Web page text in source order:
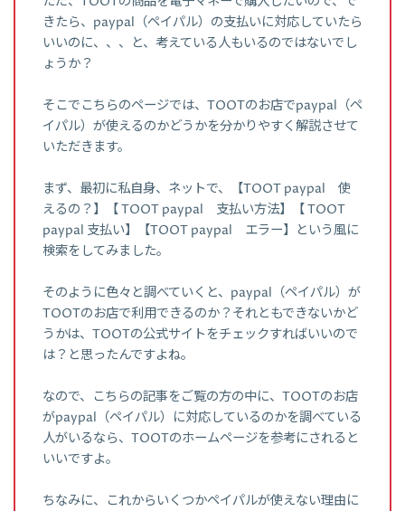
きたら、paypal（ペイパル）の支払いに対応していたら
いいのに、、、と、考えている人もいるのではないでし
ょうか？
そこでこちらのページでは、TOOTのお店でpaypal（ペ
イパル）が使えるのかどうかを分かりやすく解説させて
いただきます。
まず、最初に私自身、ネットで、【TOOT paypal 使
えるの？】【 TOOT paypal 支払い方法】【 TOOT
paypal 支払い】【TOOT paypal エラー】という風に
検索をしてみました。
そのように色々と調べていくと、paypal（ペイパル）が
TOOTのお店で利用できるのか？それともできないかど
うかは、TOOTの公式サイトをチェックすればいいので
は？と思ったんですよね。
なので、こちらの記事をご覧の方の中に、TOOTのお店
がpaypal（ペイパル）に対応しているのかを調べている
人がいるなら、TOOTのホームページを参考にされると
いいですよ。
ちなみに、これからいくつかペイパルが使えない理由に